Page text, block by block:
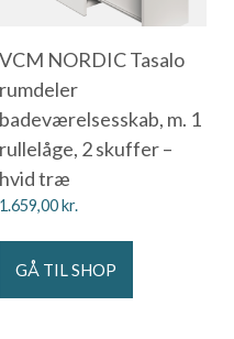
VCM NORDIC Tasalo
rumdeler
badeværelsesskab, m. 1
rullelåge, 2 skuffer –
hvid træ
1.659,00kr.
GÅ TIL SHOP